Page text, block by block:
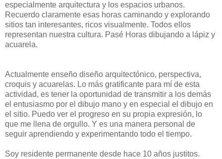
especialmente arquitectura y los espacios urbanos.
Recuerdo claramente esas horas caminando y explorando
sitios tan interesantes, ricos visualmente. Todos ellos
representan nuestra cultura. Pasé Horas dibujando a lápiz y
acuarela.
Actualmente enseño diseño arquitectónico, perspectiva,
croquis y acuarelas. Lo más gratificante para mí de esta
actividad, es tener la oportunidad de transmitir a los demás
el entusiasmo por el dibujo mano y en especial el dibujo en
el sitio. Puedo ver el progreso en su propia expresión, lo
que me llena de orgullo. Y es una manera personal de
seguir aprendiendo y experimentando todo el tiempo.
Soy residente permanente desde hace 10 años justitos.